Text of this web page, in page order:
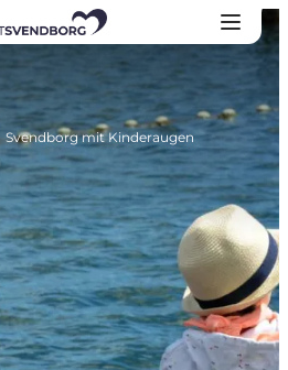
Svendborg mit Kinderaugen